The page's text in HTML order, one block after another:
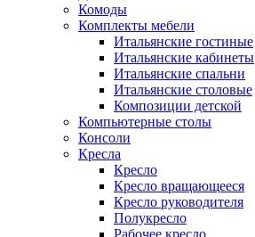
Комоды
Комплекты мебели
Итальянские гостиные
Итальянские кабинеты
Итальянские спальни
Итальянские столовые
Композиции детской
Компьютерные столы
Консоли
Кресла
Кресло
Кресло вращающееся
Кресло руководителя
Полукресло
Рабочее кресло